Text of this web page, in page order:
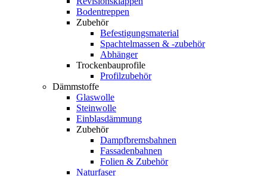
Bodentreppen
Zubehör
Befestigungsmaterial
Spachtelmassen & -zubehör
Abhänger
Trockenbauprofile
Profilzubehör
Dämmstoffe
Glaswolle
Steinwolle
Einblasdämmung
Zubehör
Dampfbremsbahnen
Fassadenbahnen
Folien & Zubehör
Naturfaser